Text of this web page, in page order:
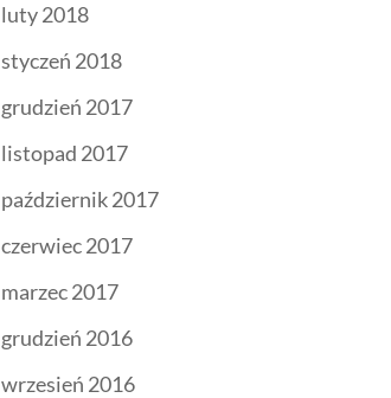
luty 2018
styczeń 2018
grudzień 2017
listopad 2017
październik 2017
czerwiec 2017
marzec 2017
grudzień 2016
wrzesień 2016